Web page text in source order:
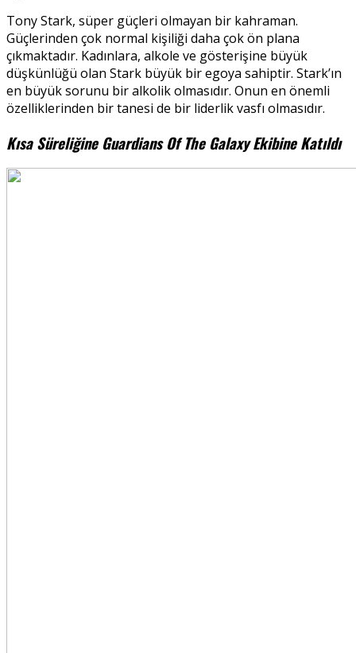
Tony Stark, süper güçleri olmayan bir kahraman.
Güçlerinden çok normal kişiliği daha çok ön plana
çıkmaktadır. Kadınlara, alkole ve gösterişine büyük
düşkünlüğü olan Stark büyük bir egoya sahiptir. Stark’ın
en büyük sorunu bir alkolik olmasıdır. Onun en önemli
özelliklerinden bir tanesi de bir liderlik vasfı olmasıdır.
Kısa Süreliğine Guardians Of The Galaxy Ekibine Katıldı